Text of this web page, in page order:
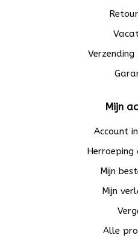
Mijn
Account
Herroeping
Mijn
Mijn
Alle